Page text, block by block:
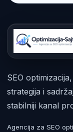
SEO
strategija i
stabilniji kanal
Agencija za SEO